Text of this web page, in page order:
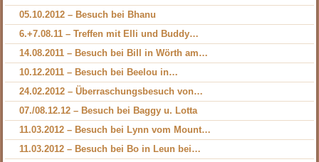
05.10.2012 – Besuch bei Bhanu
6.+7.08.11 – Treffen mit Elli und Buddy…
14.08.2011 – Besuch bei Bill in Wörth am…
10.12.2011 – Besuch bei Beelou in…
24.02.2012 – Überraschungsbesuch von…
07./08.12.12 – Besuch bei Baggy u. Lotta
11.03.2012 – Besuch bei Lynn vom Mount…
11.03.2012 – Besuch bei Bo in Leun bei…